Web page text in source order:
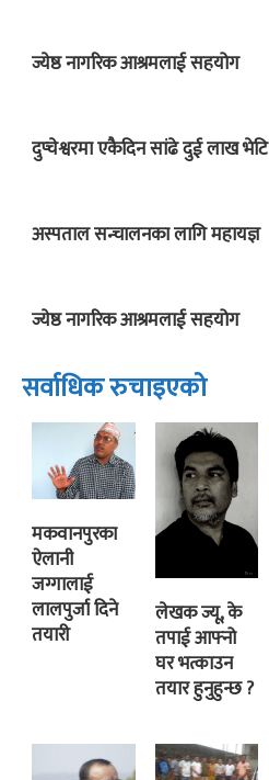
ज्येष्ठ नागरिक आश्रमलाई सहयोग
दुप्चेश्वरमा एकैदिन सांढे दुई लाख भेटि
अस्पताल सन्चालनका लागि महायज्ञ
ज्येष्ठ नागरिक आश्रमलाई सहयोग
सर्वाधिक रुचाइएको
मकवानपुरका
ऐलानी
जग्गालाई
लालपुर्जा दिने
तयारी
लेखक ज्यू, के
तपाई आफ्नो
घर भत्काउन
तयार हुनुहुन्छ ?